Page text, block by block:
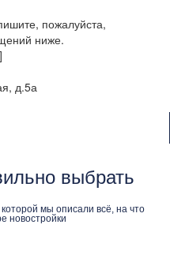
пожалуйста,
ниже.
д.5а
выбрать
мы описали всё, на что
новостройки